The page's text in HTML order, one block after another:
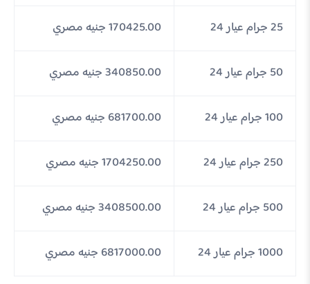
25 جرام عيار 24 170425.00 جنيه مصري
50 جرام عيار 24 340850.00 جنيه مصري
100 جرام عيار 24 681700.00 جنيه مصري
250 جرام عيار 24 1704250.00 جنيه مصري
500 جرام عيار 24 3408500.00 جنيه مصري
1000 جرام عيار 24 6817000.00 جنيه مصري